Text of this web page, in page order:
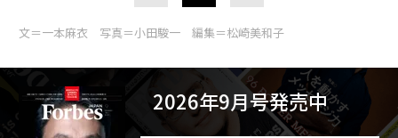
文＝一本麻衣 写真＝小田駿一 編集＝松崎美和子
2026年9月号発売中